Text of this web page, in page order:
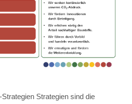
Strategien sind die